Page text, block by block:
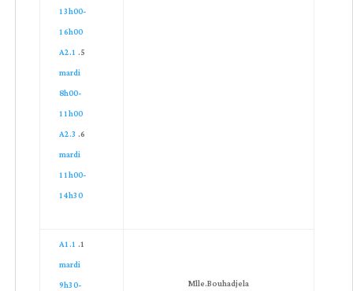
13h00-
16h00
A2.1
mardi
8h00-
11h00
A2.3
mardi
11h00-
14h30
Mlle.Bouhadjela
A1.1
mardi
9h30-